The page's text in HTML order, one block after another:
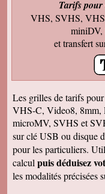
François M
Bien reçu!
bientôt pour
Le colis est
de Noël,
pouvoir
Encore merci
de la pub si
souhaite une
vidéos à
Séverine L
J'ai reçu le
Bonnes fêtes
travaux.
Tarifs pour
VHS, SVHS,
miniDV,
et transfert
Les grilles de tarifs
VHS-C, Video8, 8mm,
microMV, SVHS et
sur clé USB ou disque
pour les particuliers.
calcul puis déduisez
les modalités précisées